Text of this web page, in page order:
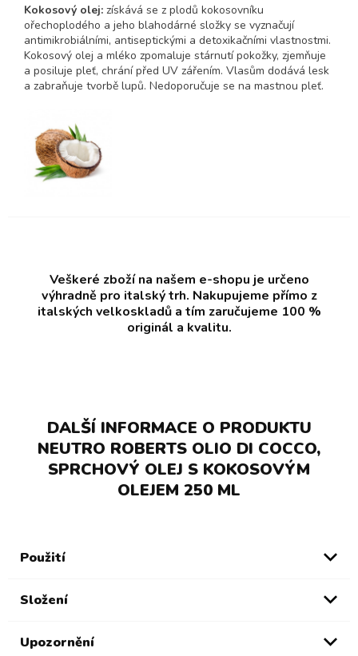
Kokosový olej: získává se z plodů kokosovníku
ořechoplodého a jeho blahodárné složky se vyznačují
antimikrobiálními, antiseptickými a detoxikačními vlastnostmi.
Kokosový olej a mléko zpomaluje stárnutí pokožky, zjemňuje
a posiluje pleť, chrání před UV zářením. Vlasům dodává lesk
a zabraňuje tvorbě lupů. Nedoporučuje se na mastnou pleť.
Veškeré zboží na našem e-shopu je určeno
výhradně pro italský trh. Nakupujeme přímo z
italských velkoskladů a tím zaručujeme 100 %
originál a kvalitu.
DALŠÍ INFORMACE O PRODUKTU
NEUTRO ROBERTS OLIO DI COCCO,
SPRCHOVÝ OLEJ S KOKOSOVÝM
OLEJEM 250 ML
Použití
Složení
Upozornění